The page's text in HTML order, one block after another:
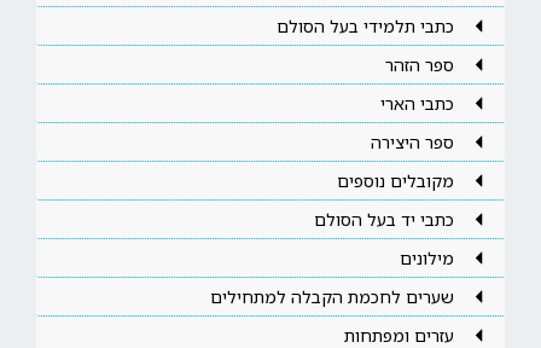
כתבי תלמידי בעל הסולם
ספר הזהר
כתבי הארי
ספר היצירה
מקובלים נוספים
כתבי יד בעל הסולם
מילונים
שערים לחכמת הקבלה למתחילים
עזרים ומפתחות